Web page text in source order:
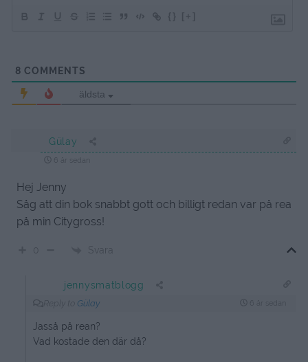
{} [+]
8 COMMENTS
äldsta
Gülay
Hej Jenny
Såg att din bok snabbt gott och billigt redan var på rea
på min Citygross!
Svara
jennysmatblogg
Gülay
Jasså på rean?
Vad kostade den där då?